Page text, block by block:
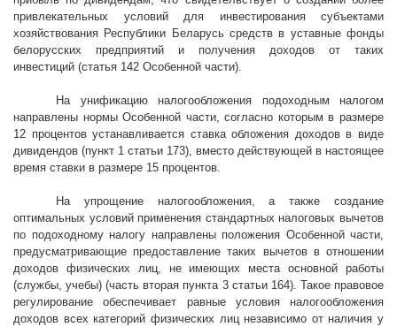
привлекательных условий для инвестирования субъектами
хозяйствования Республики Беларусь средств в уставные фонды
белорусских предприятий и получения доходов от таких
инвестиций (статья 142 Особенной части).
На унификацию налогообложения подоходным налогом
направлены нормы Особенной части, согласно которым в размере
12 процентов устанавливается ставка обложения доходов в виде
дивидендов (пункт 1 статьи 173), вместо действующей в настоящее
время ставки в размере 15 процентов.
На упрощение налогообложения, а также создание
оптимальных условий применения стандартных налоговых вычетов
по подоходному налогу направлены положения Особенной части,
предусматривающие предоставление таких вычетов в отношении
доходов физических лиц, не имеющих места основной работы
(службы, учебы) (часть вторая пункта 3 статьи 164). Такое правовое
регулирование обеспечивает равные условия налогообложения
доходов всех категорий физических лиц независимо от наличия у